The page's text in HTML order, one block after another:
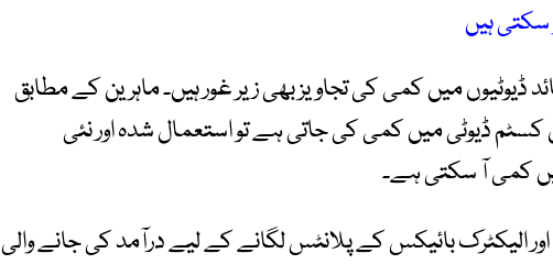
ہیں
ڈیوٹیوں میں کمی کی تجاویز بھی زیر غور ہیں۔ ماہرین کے مطابق
کسٹم ڈیوٹی میں کمی کی جاتی ہے تو استعمال شدہ اور نئی
کمی آ سکتی ہے۔
الیکٹرک بائیکس کے پلانٹس لگانے کے لیے درآمد کی جانے والی